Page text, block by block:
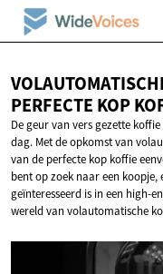
PERFECTE KOP
De geur van vers gezette
dag. Met de opkomst van
van de perfecte kop koffie
bent op zoek naar een
geïnteresseerd is in een high-
wereld van volautomatische